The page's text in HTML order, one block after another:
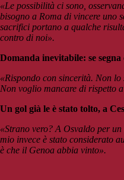
«Le possibilità ci sono,
bisogno a Roma di vincere uno
sacrifici portano a qualche
contro di noi».
Domanda inevitabile: se segna
«Rispondo con sincerità. Non
Non voglio mancare di rispetto a
Un gol già le è stato tolto, a
«Strano vero? A Osvaldo per
mio invece è stato considerato
è che il Genoa abbia vinto».